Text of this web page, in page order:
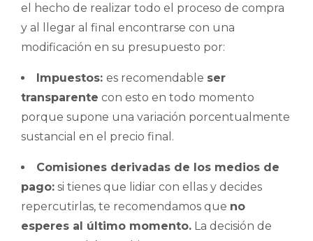
el hecho de realizar todo el proceso de compra
y al llegar al final encontrarse con una
modificación en su presupuesto por:
Impuestos: es recomendable ser
transparente con esto en todo momento
porque supone una variación porcentualmente
sustancial en el precio final.
Comisiones derivadas de los medios de
pago: si tienes que lidiar con ellas y decides
repercutirlas, te recomendamos que no
esperes al último momento. La decisión de